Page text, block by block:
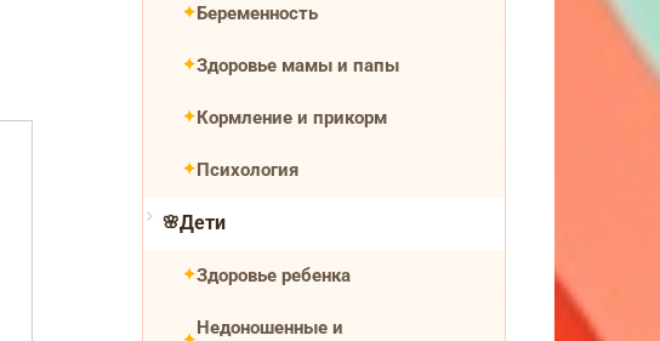
Беременность
Здоровье мамы и папы
Кормление и прикорм
Психология
Дети
Здоровье ребенка
Недоношенные и